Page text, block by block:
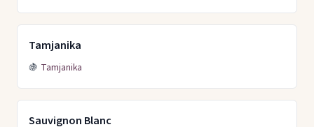
Tamjanika
🍇 Tamjanika
Sauvignon Blanc